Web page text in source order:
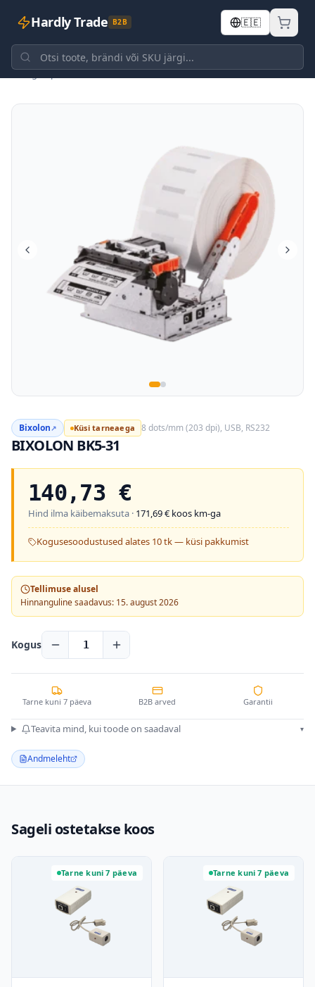
Hardly Trade B2B 🇪🇪
Tagasi poodi
Bixolon↗ Küsi tarneaega 8 dots/mm (203 dpi), USB, RS232
BIXOLON BK5-31
140,73 €
Hind ilma käibemaksuta · 171,69€ koos km-ga
Kogusesoodustused alates 10 tk — küsi pakkumist
Tellimuse alusel
Hinnanguline saadavus: 15. august 2026
Kogus 1
Tarne kuni 7 päeva B2B arved Garantii
Teavita mind, kui toode on saadaval ▾
Andmeleht
Sageli ostetakse koos
Tarne kuni 7 päeva Tarne kuni 7 päeva